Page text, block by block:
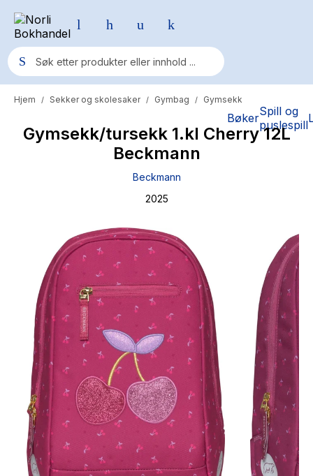
BøkerSpill og
puslespill
Populære søk
Pokemon
Fury Bound - Sable Sorensen
Elizabeth Strout
Hitster
Hypopressiv trening
The Housemaid
Hjem / Sekker og skolesaker / Gymbag / Gymsekk
Gymsekk/tursekk 1.kl Cherry 12L
Beckmann
Beckmann
2025